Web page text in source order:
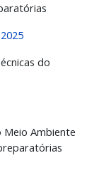
do
Meio Ambiente